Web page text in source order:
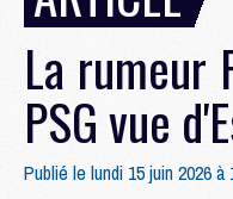
La rumeur
PSG vue
Publié le lundi 15 juin 2026 à